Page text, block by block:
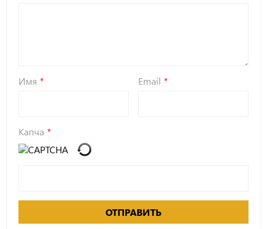
Имя Email
Капча
ОТПРАВИТЬ